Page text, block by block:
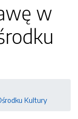
w
Kultury